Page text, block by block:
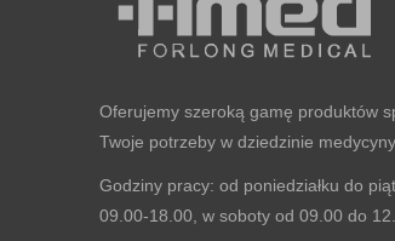
Oferujemy szeroką gamę produktów
Twoje potrzeby w dziedzinie medycyny.
Godziny pracy: od poniedziałku do
09.00-18.00, w soboty od 09.00 do